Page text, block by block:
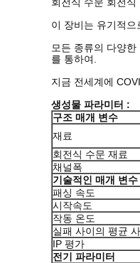
이 장비는 유기적
모든 종류의 다양
를 통하여.
지금 전세계에
생성물 파라미터 :
구조 매개 변수
재료
회전식 수문 재료
채널폭
기술적인 매개 변수
패싱 속도
시작속도
작동 온도
실패 사이의 평균
IP 평가
전기 파라미터